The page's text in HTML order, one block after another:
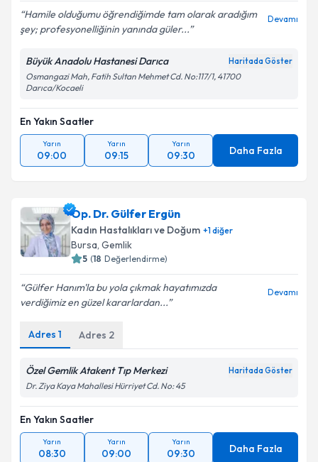
Hamile olduğumu öğrendiğimde tam olarak aradığım
şey; profesyonelliğinin yanında güler...
Devamı
Büyük Anadolu Hastanesi Darıca Haritada Göster
Osmangazi Mah, Fatih Sultan Mehmet Cd. No:117/1, 41700
Darıca/Kocaeli
En Yakın Saatler
Yarın
09:00
Yarın
09:15
Yarın
09:30 Daha Fazla
Op. Dr. Gülfer Ergün
Kadın Hastalıkları ve Doğum +1diğer
Bursa, Gemlik
5 (18 Değerlendirme)
Gülfer Hanım'la bu yola çıkmak hayatımızda
verdiğimiz en güzel kararlardan...
Devamı
Adres 1 Adres 2
Özel Gemlik Atakent Tıp Merkezi Haritada Göster
Dr. Ziya Kaya Mahallesi Hürriyet Cd. No: 45
En Yakın Saatler
Yarın
08:30
Yarın
09:00
Yarın
09:30 Daha Fazla